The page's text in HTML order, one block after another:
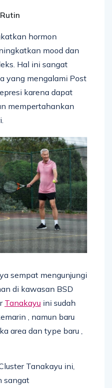
hormon
mood dan
Hal ini sangat
yang mengalami Post
karena dapat
mempertahankan
sempat mengunjungi
di kawasan BSD
Tanakayu ini sudah
, namun baru
area dan type baru ,
Tanakayu ini,
sangat